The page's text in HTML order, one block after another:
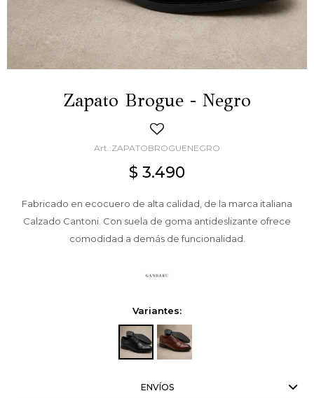
Zapato Brogue - Negro
ZAPATOBROGUENEGRO
$ 3.490
Fabricado en ecocuero de alta calidad, de la marca italiana
Calzado Cantoni. Con suela de goma antideslizante ofrece
comodidad a demás de funcionalidad.
Variantes:
ENVÍOS